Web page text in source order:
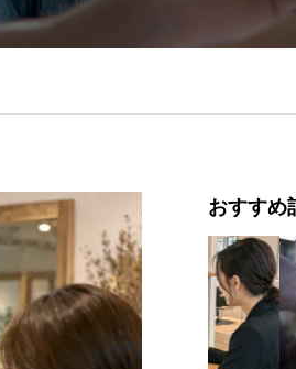
おすすめ